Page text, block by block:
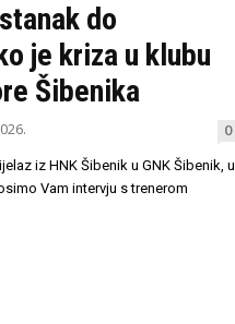
do
je kriza u klubu
Šibenika
0
iz HNK Šibenik u GNK Šibenik, u
Vam intervju s trenerom